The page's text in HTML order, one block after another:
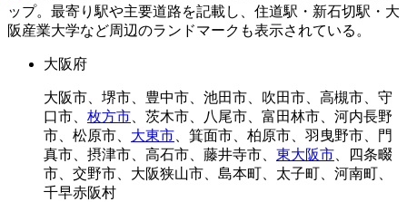
大阪府
大阪市、堺市、豊中市、池田市、吹田市、高槻市、守
口市、 枚方市 、茨木市、八尾市、富田林市、河内長野
市、松原市、 大東市 、箕面市、柏原市、羽曳野市、門
真市、摂津市、高石市、藤井寺市、 東大阪市 、四条畷
市、交野市、大阪狭山市、島本町、太子町、河南町、
千早赤阪村